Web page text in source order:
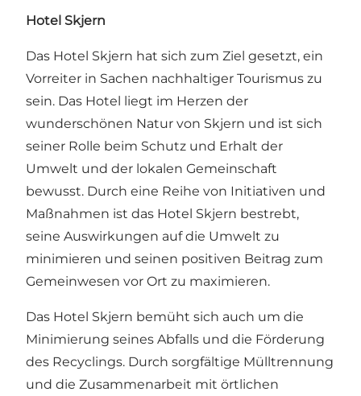
Hotel Skjern
Das Hotel Skjern hat sich zum Ziel gesetzt, ein
Vorreiter in Sachen nachhaltiger Tourismus zu
sein. Das Hotel liegt im Herzen der
wunderschönen Natur von Skjern und ist sich
seiner Rolle beim Schutz und Erhalt der
Umwelt und der lokalen Gemeinschaft
bewusst. Durch eine Reihe von Initiativen und
Maßnahmen ist das Hotel Skjern bestrebt,
seine Auswirkungen auf die Umwelt zu
minimieren und seinen positiven Beitrag zum
Gemeinwesen vor Ort zu maximieren.
Das Hotel Skjern bemüht sich auch um die
Minimierung seines Abfalls und die Förderung
des Recyclings. Durch sorgfältige Mülltrennung
und die Zusammenarbeit mit örtlichen